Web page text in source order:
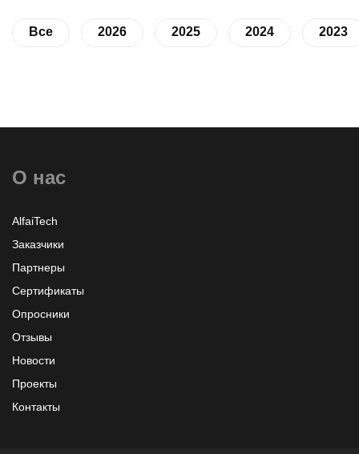
Все 2026 2025 2024 2023
О нас
AlfaiTech
Заказчики
Партнеры
Сертификаты
Опросники
Отзывы
Новости
Проекты
Контакты